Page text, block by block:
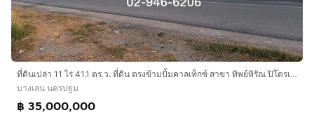
ที่ดินเปล่า 11 ไร่ 41.1 ตร.ว. ที่ดิน ตรงข้ามปั้มคาลเท็กซ์ สาขา ทิพย์หิรัณ ปิโตรเลียม ที่ดินถนนปทุมธานี-บางเลน บางเลน นครปฐม
บางเลน นครปฐม
฿ 35,000,000